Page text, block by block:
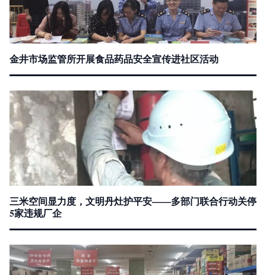
金井市场监管所开展食品药品安全宣传进社区活动
三米空间显力度，文明丹灶护平安——多部门联合行动关停
5家违规厂企